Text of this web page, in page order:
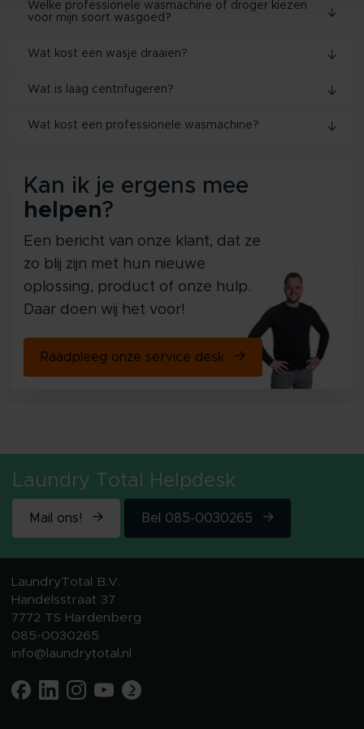
Welke professionele wasmachine of droger kiezen
voor mijn soort wasgoed?
Wat kost een wasje draaien?
Wat is laag centrifugeren?
Wat kost een professionele wasmachine?
Kan ik je ergens mee
helpen?
Een bericht van onze klant, dat ze
zo blij zijn met hun nieuwe
oplossing, product of onze hulp.
Daar doen wij het voor!
Raadpleeg onze service desk
Laundry Total Helpdesk
Mail ons! Bel 085-0030265
LaundryTotal B.V.
Handelsstraat 37
7772 TS Hardenberg
085-0030265
info@laundrytotal.nl